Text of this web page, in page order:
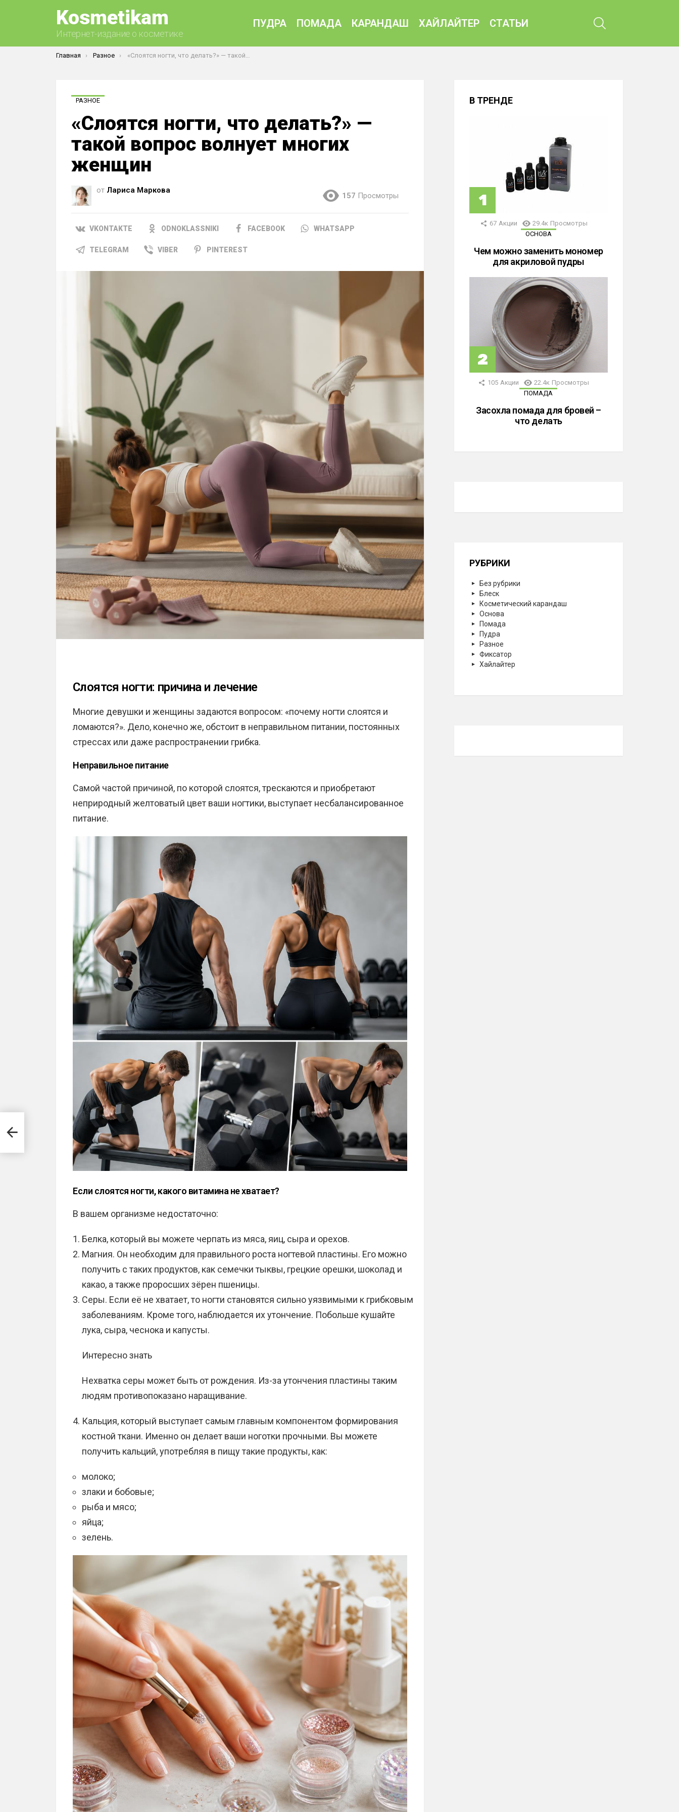
Kosmetikam
Интернет-издание о косметике
ПУДРА ПОМАДА КАРАНДАШ ХАЙЛАЙТЕР СТАТЬИ
Вы здесь:
Главная Разное «Слоятся ногти, что делать?» — такой вопрос волнует многих женщин
РАЗНОЕ
«Слоятся ногти, что делать?» —
такой вопрос волнует многих
женщин
от Лариса Маркова
157 Просмотры
VKONTAKTE ODNOKLASSNIKI FACEBOOK WHATSAPP
TELEGRAM VIBER PINTEREST
Слоятся ногти: причина и лечение
Многие девушки и женщины задаются вопросом: «почему ногти слоятся и
ломаются?». Дело, конечно же, обстоит в неправильном питании, постоянных
стрессах или даже распространении грибка.
Неправильное питание
Самой частой причиной, по которой слоятся, трескаются и приобретают
неприродный желтоватый цвет ваши ногтики, выступает несбалансированное
питание.
Если слоятся ногти, какого витамина не хватает?
В вашем организме недостаточно:
Белка, который вы можете черпать из мяса, яиц, сыра и орехов.
Магния. Он необходим для правильного роста ногтевой пластины. Его можно
получить с таких продуктов, как семечки тыквы, грецкие орешки, шоколад и
какао, а также проросших зёрен пшеницы.
Серы. Если её не хватает, то ногти становятся сильно уязвимыми к грибковым
заболеваниям. Кроме того, наблюдается их утончение. Побольше кушайте
лука, сыра, чеснока и капусты.
Интересно знать
Нехватка серы может быть от рождения. Из-за утончения пластины таким
людям противопоказано наращивание.
Кальция, который выступает самым главным компонентом формирования
костной ткани. Именно он делает ваши ноготки прочными. Вы можете
получить кальций, употребляя в пищу такие продукты, как:
молоко;
злаки и бобовые;
рыба и мясо;
яйца;
зелень.
В ТРЕНДЕ
67 Акции 29.4к Просмотры
ОСНОВА
Чем можно заменить мономер
для акриловой пудры
105 Акции 22.4к Просмотры
ПОМАДА
Засохла помада для бровей –
что делать
РУБРИКИ
Без рубрики
Блеск
Косметический карандаш
Основа
Помада
Пудра
Разное
Фиксатор
Хайлайтер